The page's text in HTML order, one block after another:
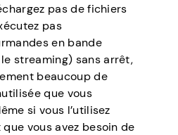
pas de fichiers
pas
en bande
streaming) sans arrêt,
beaucoup de
que vous
si vous l’utilisez
vous avez besoin de